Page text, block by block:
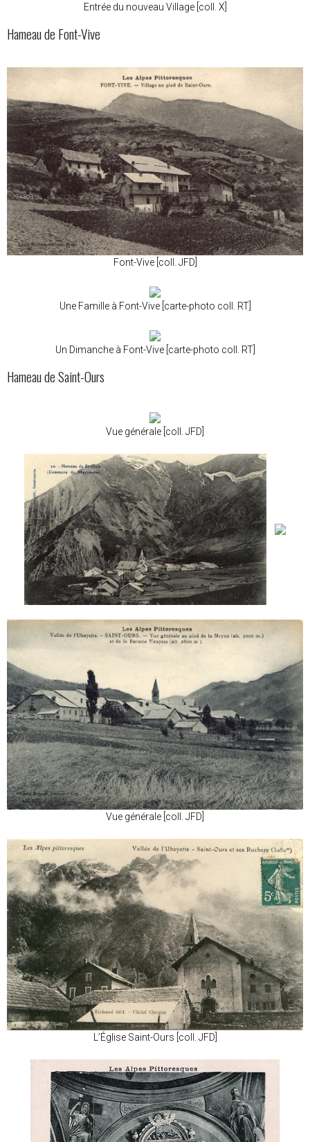
Entrée du nouveau Village [coll. X]
Hameau de Font-Vive
Font-Vive [coll. JFD]
Une Famille à Font-Vive [carte-photo coll. RT]
Un Dimanche à Font-Vive [carte-photo coll. RT]
Hameau de Saint-Ours
Vue générale [coll. JFD]
Vue générale [coll. JFD]
L’Église Saint-Ours [coll. JFD]